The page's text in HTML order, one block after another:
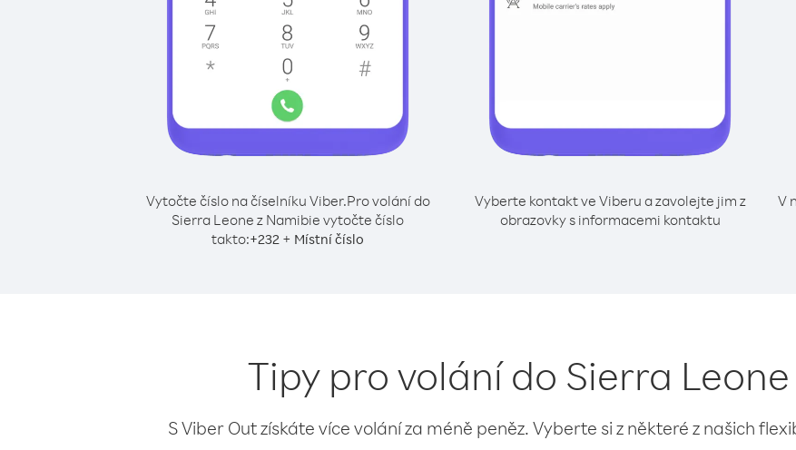
Vytočte číslo na číselníku Viber.Pro volání do
Sierra Leone z Namibie vytočte číslo
takto:+232 + Místní číslo
Vyberte kontakt ve Viberu a zavolejte jim z
obrazovky s informacemi kontaktu
V
Tipy pro volání do Sierra
S Viber Out získáte více volání za méně peněz. Vyberte si z některé z našich